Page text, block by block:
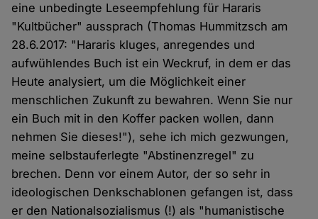
eine unbedingte Leseempfehlung für Hararis
"Kultbücher" aussprach (Thomas Hummitzsch am
28.6.2017: "Hararis kluges, anregendes und
aufwühlendes Buch ist ein Weckruf, in dem er das
Heute analysiert, um die Möglichkeit einer
menschlichen Zukunft zu bewahren. Wenn Sie nur
ein Buch mit in den Koffer packen wollen, dann
nehmen Sie dieses!"), sehe ich mich gezwungen,
meine selbstauferlegte "Abstinenzregel" zu
brechen. Denn vor einem Autor, der so sehr in
ideologischen Denkschablonen gefangen ist, dass
er den Nationalsozialismus (!) als "humanistische